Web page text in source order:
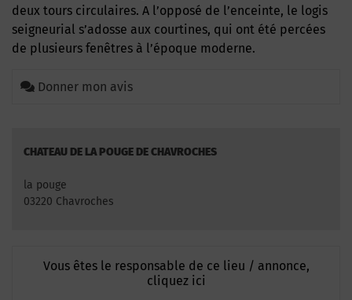
deux tours circulaires. A l’opposé de l’enceinte, le logis
seigneurial s’adosse aux courtines, qui ont été percées
de plusieurs fenêtres à l’époque moderne.
Donner mon avis
CHATEAU DE LA POUGE DE CHAVROCHES
la pouge
03220 Chavroches
Vous êtes le responsable de ce lieu / annonce,
cliquez ici